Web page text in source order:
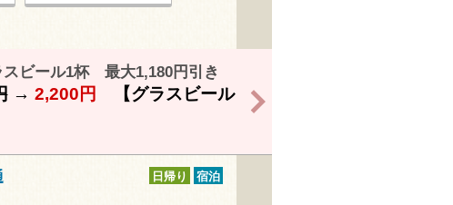
スビール1杯 最大1,180円引き
→ 2,200円
【グラスビール
日帰り 宿泊